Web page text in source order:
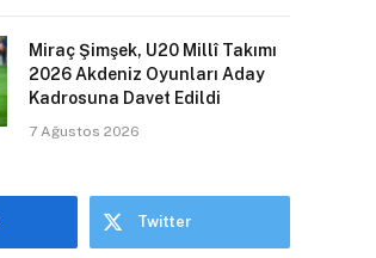
Miraç Şimşek, U20 Millî Takımı
2026 Akdeniz Oyunları Aday
Kadrosuna Davet Edildi
7 Ağustos 2026
Twitter